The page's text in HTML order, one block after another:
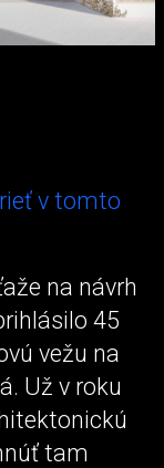
v tomto
na návrh
45
vežu na
Už v roku
tam